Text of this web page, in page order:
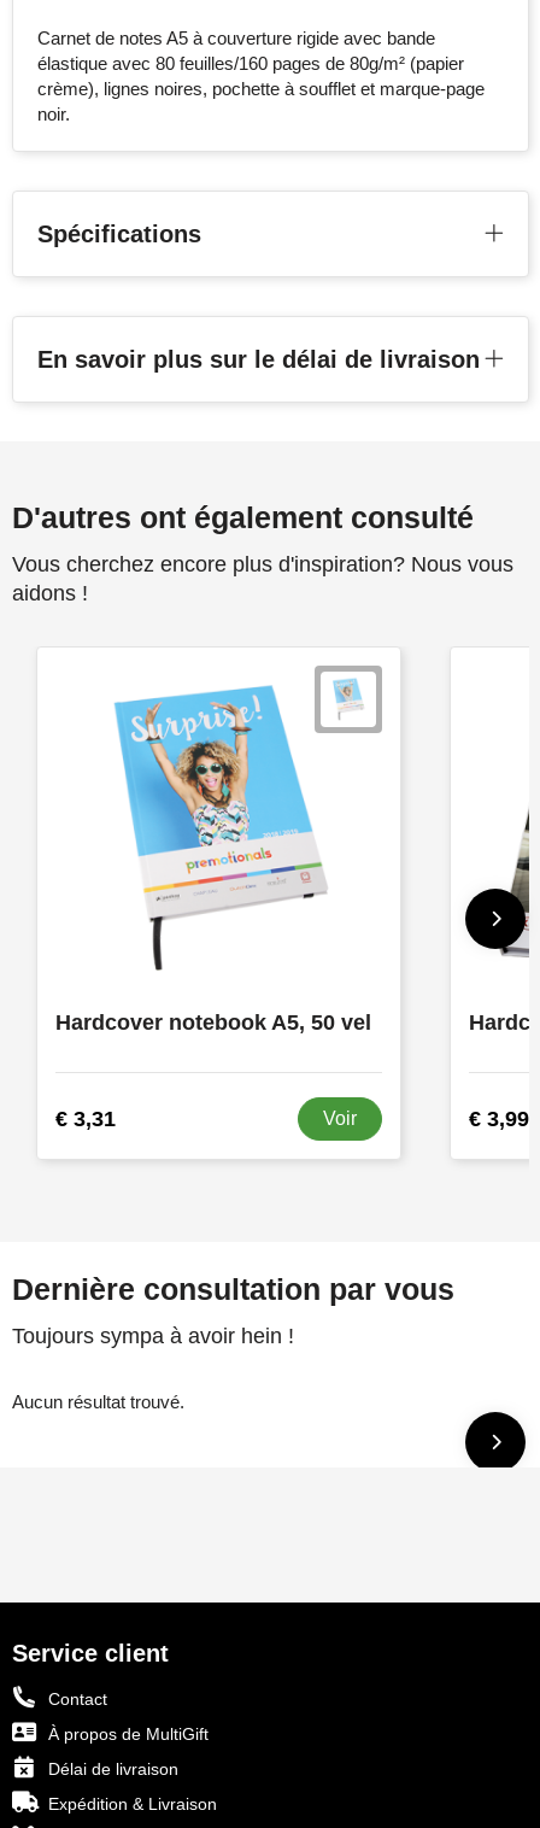
Carnet de notes A5 à couverture rigide avec bande
élastique avec 80 feuilles/160 pages de 80g/m² (papier
crème), lignes noires, pochette à soufflet et marque-page
noir.
Spécifications
En savoir plus sur le délai de livraison
D'autres ont également consulté
Vous cherchez encore plus d'inspiration? Nous vous
aidons !
Hardcover notebook A5, 50 vel
€ 3,31 Voir € 3,99
Dernière consultation par vous
Toujours sympa à avoir hein !
Aucun résultat trouvé.
Service client
Contact
À propos de MultiGift
Délai de livraison
Expédition & Livraison